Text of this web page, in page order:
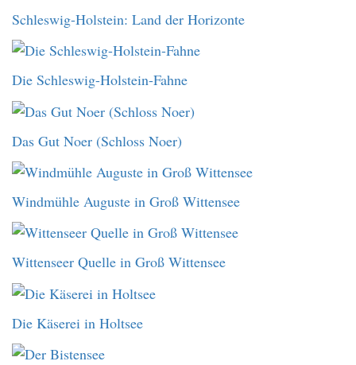
Schleswig-Holstein: Land der Horizonte
Die Schleswig-Holstein-Fahne
Das Gut Noer (Schloss Noer)
Windmühle Auguste in Groß Wittensee
Wittenseer Quelle in Groß Wittensee
Die Käserei in Holtsee